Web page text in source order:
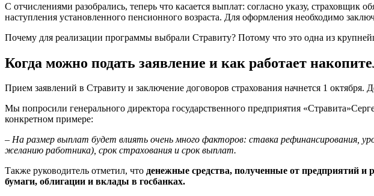
С отчислениями разобрались, теперь что касается выплат: согласно указу,
наступления установленного пенсионного возраста. Для оформления необходимо
Почему для реализации программы выбрали Стравиту? Потому что это одна из
Когда можно подать заявление и как работает
Прием заявлений в Стравиту и заключение договоров страхования начнется 1
Мы попросили генерального директора государственного предприятия
конкретном примере:
– На размер выплат будет влиять очень много факторов: ставка рефинансирования,
желанию работника), срок страхования и срок выплат.
Также руководитель отметил, что денежные средства, полученные от предприятий и
бумаги, облигации и вклады в госбанках.